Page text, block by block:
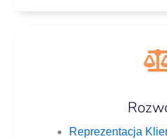
Repre­zen­ta­cja